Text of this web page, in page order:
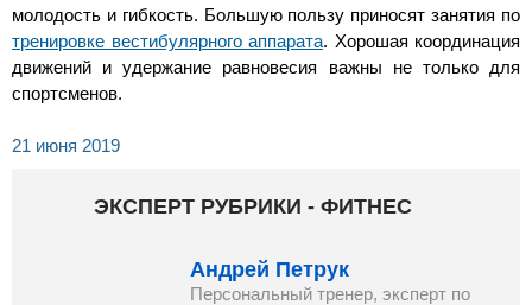
молодость и гибкость. Большую пользу приносят занятия по
тренировке вестибулярного аппарата. Хорошая координация
движений и удержание равновесия важны не только для
спортсменов.
21 июня 2019
ЭКСПЕРТ РУБРИКИ - ФИТНЕС
Андрей Петрук
Персональный тренер, эксперт по